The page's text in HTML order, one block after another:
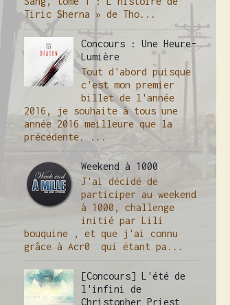
Tiric Sherna » de Tho...
Concours : Une Heure-
Lumière
Tout d'abord puisque
c'est mon premier
billet de l'année
2016, je souhaite à tous une
année 2016 meilleure que la
précédente. ...
Weekend à 1000
J'ai décidé de
participer au weekend
à 1000, challenge
initié par Lili
bouquine , et que j'ai connu
grâce à Acr0 qui étant pa...
[Concours] L'été de
l'infini de
Christopher Priest